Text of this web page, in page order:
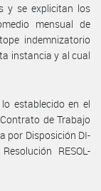
y se explicitan los
mensual de
indemnizatorio
instancia y al cual
establecido en el
de Trabajo
por Disposición DI-
RESOL-